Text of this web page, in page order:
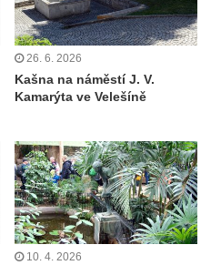
a
Lázních
Lázních
promenády
v Klášterci nad
v Kralupech
26. 6. 2026
Kašna na náměstí J. V.
Kamarýta ve Velešíně
10. 4. 2026